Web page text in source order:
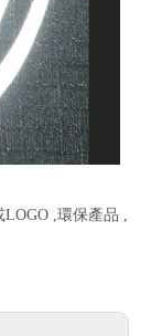
,環保產品 ,